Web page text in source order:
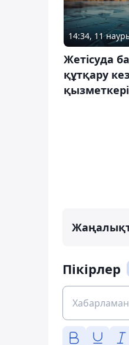
14:34, 11
Жетісуда
құтқару
Пікірлер